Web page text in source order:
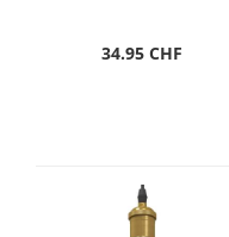
34.95 CHF